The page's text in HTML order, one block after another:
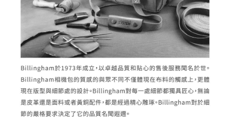
３．未成年的使用者請事先徵得法定代理人或監護人之同意方可使用
「AFTEE先享後付」，若未經同意申辦者引起之損失，本公司不負相關責
４．使用「AFTEE先享後付」時，將依據個別帳號之用戶狀況，依本公司即
時審查核予不同之上限額度；若仍有額度不足之情形，本公司將視審查結果
請求用戶進行身份認證。
５．嚴禁一人註冊多個帳號或使用他人資訊註冊。若發現惡意使用之情形，
恩沛科技股份有限公司將有權停止該用戶之使用額度並採取法律行動。